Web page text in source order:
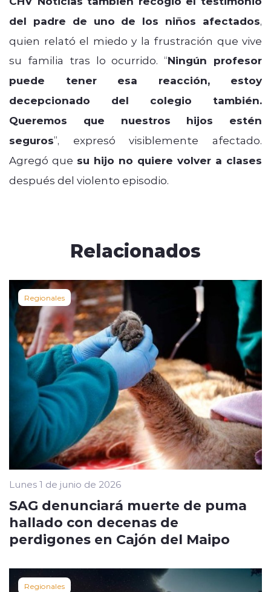
del padre de uno de los niños afectados,
quien relató el miedo y la frustración que vive
su familia tras lo ocurrido. “Ningún profesor
puede tener esa reacción, estoy
decepcionado del colegio también.
Queremos que nuestros hijos estén
seguros”, expresó visiblemente afectado.
Agregó que su hijo no quiere volver a clases
después del violento episodio.
Relacionados
Regionales
Lunes 1 de junio de 2026
SAG denunciará muerte de puma
hallado con decenas de
perdigones en Cajón del Maipo
Regionales